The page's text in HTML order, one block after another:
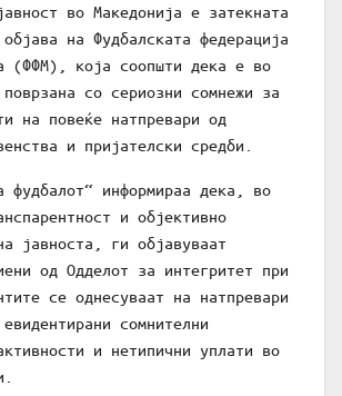
во Македонија е затекната
на Фудбалската федерација
(ФФМ), која соопшти дека е во
со сериозни сомнежи за
на повеќе натпревари од
и пријателски средби.
фудбалот“ информираа дека, во
и објективно
јавноста, ги објавуваат
од Одделот за интегритет при
се однесуваат на натпревари
сомнителни
и нетипични уплати во